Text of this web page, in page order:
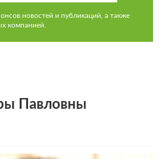
новостей и публикаций, а также
компанией.
Павловны